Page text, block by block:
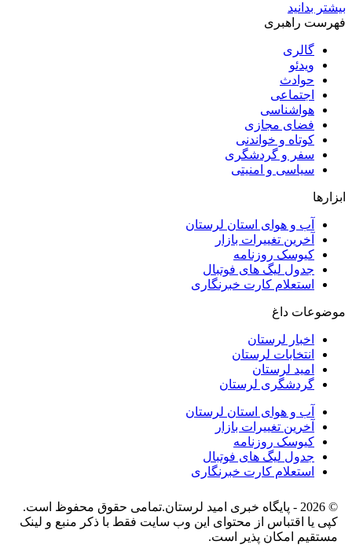
بیشتر بدانید
فهرست راهبری
گالری
ویدئو
حوادث
اجتماعی
هواشناسی
فضای مجازی
کوتاه و خواندنی
سفر و گردشگری
سیاسی و امنیتی
ابزارها
آب و هوای استان لرستان
آخرین تغییرات بازار
کیوسک روزنامه
جدول لیگ های فوتبال
استعلام کارت خبرنگاری
موضوعات داغ
اخبار لرستان
انتخابات لرستان
امید لرستان
گردشگری لرستان
آب و هوای استان لرستان
آخرین تغییرات بازار
کیوسک روزنامه
جدول لیگ های فوتبال
استعلام کارت خبرنگاری
© 2026 - پایگاه خبری اميد لرستان.تمامی حقوق محفوظ است.
کپی یا اقتباس از محتوای این وب سایت فقط با ذکر منبع و لینک
مستقیم امکان پذیر است.